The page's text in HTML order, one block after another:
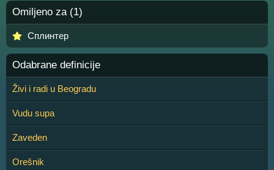
Omiljeno za (1)
Сплинтер
Odabrane definicije
Živi i radi u Beogradu
Vudu supa
Zaveden
Orešnik